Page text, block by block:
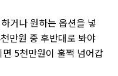
거나 원하는 옵션을 넣
만원 중 후반대로 봐야
5천만원이 훌쩍 넘어갑